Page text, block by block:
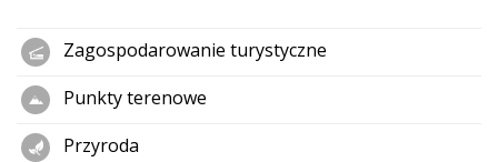
Zagospodarowanie turystyczne
Punkty terenowe
Przyroda